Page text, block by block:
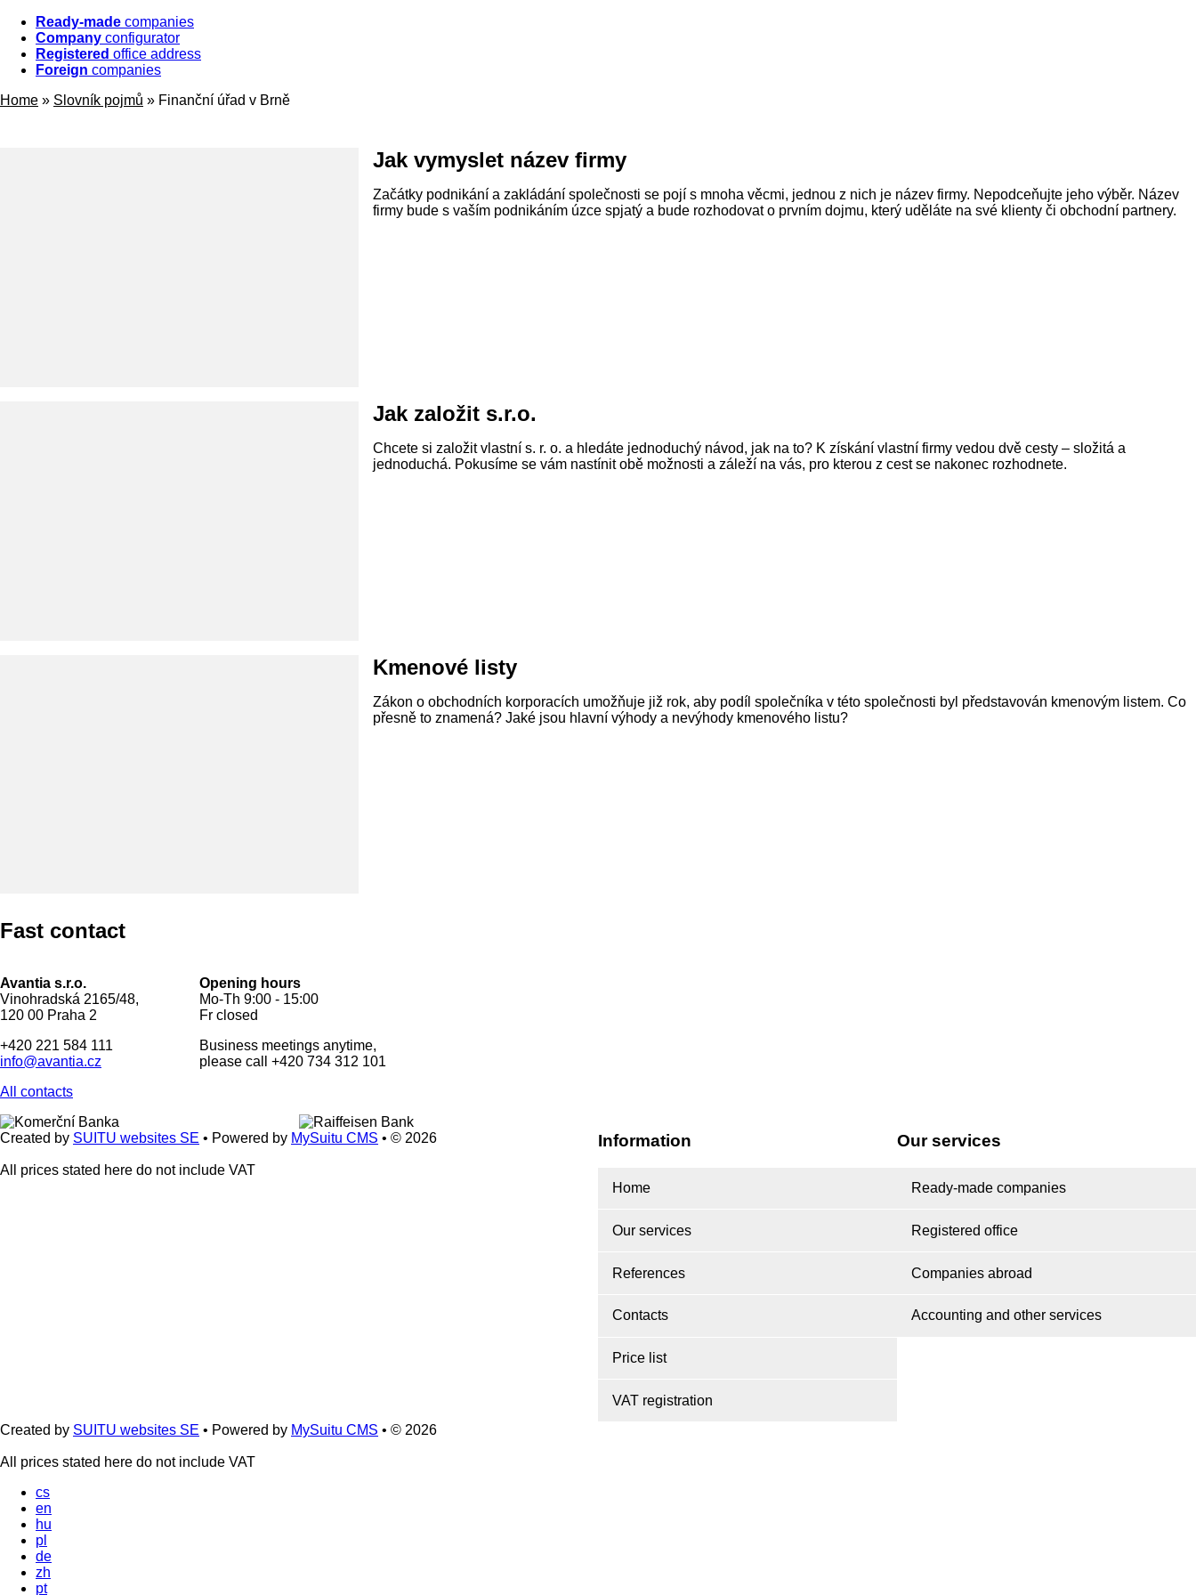
Ready-made companies
Company configurator
Registered office address
Foreign companies
Home » Slovník pojmů » Finanční úřad v Brně
Jak vymyslet název firmy
Začátky podnikání a zakládání společnosti se pojí s mnoha věcmi, jednou z nich je název firmy. Nepodceňujte jeho výběr. Název
firmy bude s vaším podnikáním úzce spjatý a bude rozhodovat o prvním dojmu, který uděláte na své klienty či obchodní partnery.
Jak založit s.r.o.
Chcete si založit vlastní s. r. o. a hledáte jednoduchý návod, jak na to? K získání vlastní firmy vedou dvě cesty – složitá a
jednoduchá. Pokusíme se vám nastínit obě možnosti a záleží na vás, pro kterou z cest se nakonec rozhodnete.
Kmenové listy
Zákon o obchodních korporacích umožňuje již rok, aby podíl společníka v této společnosti byl představován kmenovým listem. Co
přesně to znamená? Jaké jsou hlavní výhody a nevýhody kmenového listu?
Fast contact
Avantia s.r.o.
Vinohradská 2165/48,
120 00 Praha 2
+420 221 584 111
info@avantia.cz
All contacts
Opening hours
Mo-Th 9:00 - 15:00
Fr closed
Business meetings anytime,
please call +420 734 312 101
Created by SUITU websites SE • Powered by MySuitu CMS • © 2026
All prices stated here do not include VAT
Information
Home
Our services
References
Contacts
Price list
VAT registration
Our services
Ready-made companies
Registered office
Companies abroad
Accounting and other services
Created by SUITU websites SE • Powered by MySuitu CMS • © 2026
All prices stated here do not include VAT
cs
en
hu
pl
de
zh
pt